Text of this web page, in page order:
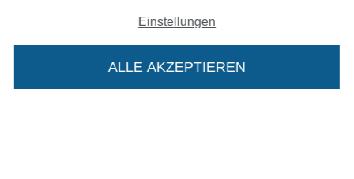
Alle Preise inkl. der gesetzl. MwSt.
Deutsch
Nederlands
In den niederländischen
(France)
In den
Einstellungen
ALLE AKZEPTIEREN